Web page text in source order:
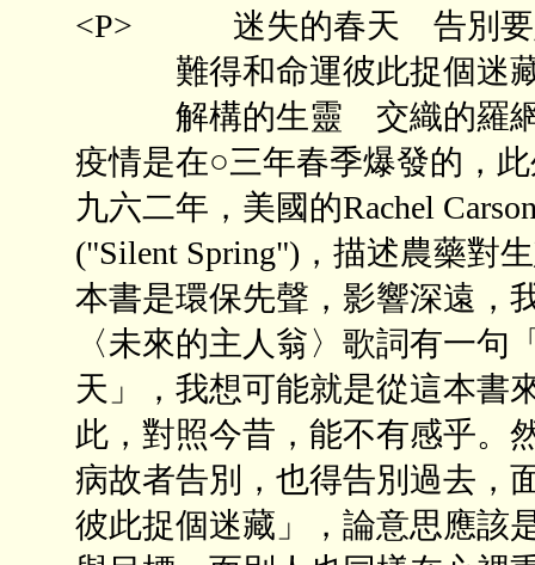
<P> 迷失的春天 告別要
難得和命運彼此捉個迷
解構的生靈 交織的羅網
疫情是在○三年春季爆發的，
九六二年，美國的Rachel
("Silent Spring")，描述農藥對
本書是環保先聲，影響深遠，
〈未來的主人翁〉歌詞有一
天」，我想可能就是從這本書
此，對照今昔，能不有感乎。
病故者告別，也得告別過去
彼此捉個迷藏」，論意思應該